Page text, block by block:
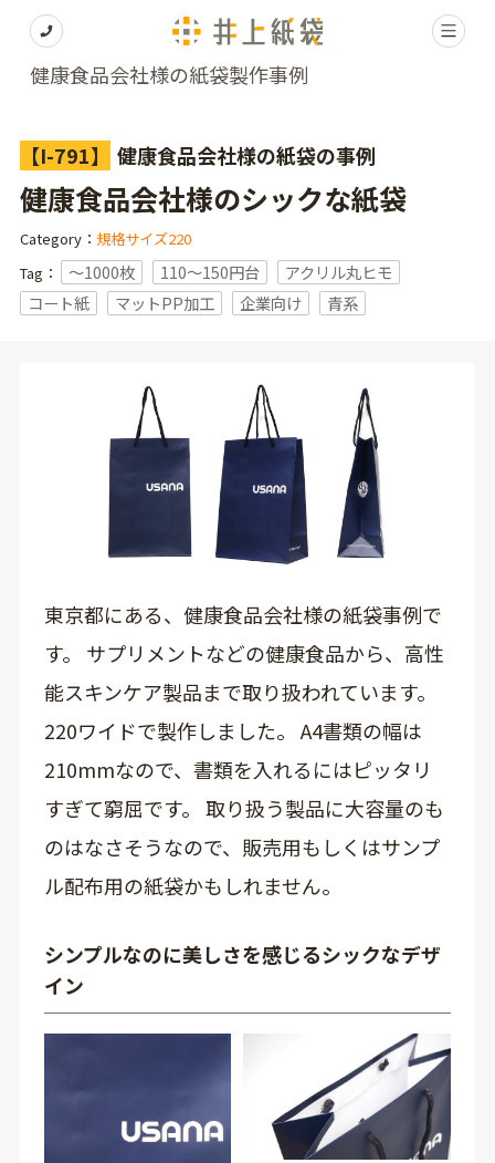
健康食品会社様の紙袋製作事例
【I-791】 健康食品会社様の紙袋の事例
健康食品会社様のシックな紙袋
Category： 規格サイズ220
Tag：
〜1000枚 110～150円台
アクリル丸ヒモ
コート紙
マットPP加工 企業向け 青系
東京都にある、健康食品会社様の紙袋事例で
す。 サプリメントなどの健康食品から、高性
能スキンケア製品まで取り扱われています。
220ワイドで製作しました。 A4書類の幅は
210mmなので、書類を入れるにはピッタリ
すぎて窮屈です。 取り扱う製品に大容量のも
のはなさそうなので、販売用もしくはサンプ
ル配布用の紙袋かもしれません。
シンプルなのに美しさを感じるシックなデザ
イン